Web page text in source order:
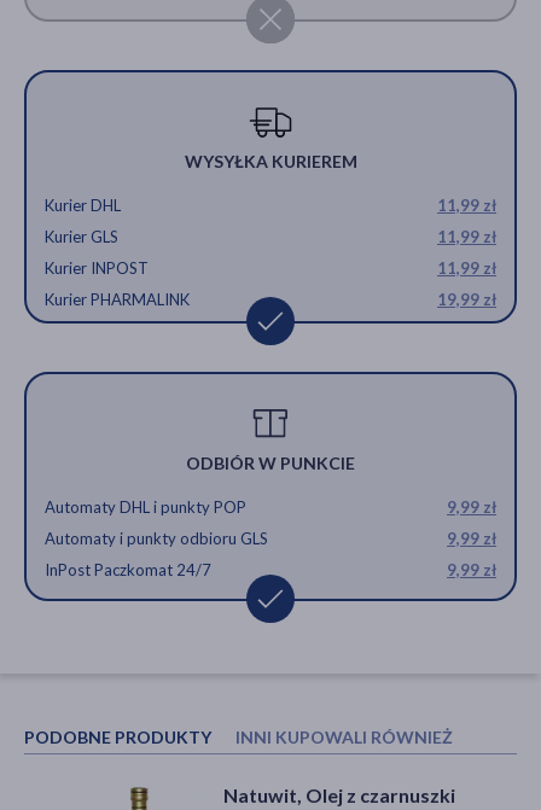
WYSYŁKA KURIEREM
Kurier DHL
11,99 zł
Kurier GLS
11,99 zł
Kurier INPOST
11,99 zł
Kurier PHARMALINK
19,99 zł
ODBIÓR W PUNKCIE
Automaty DHL i punkty POP
9,99 zł
Automaty i punkty odbioru GLS
9,99 zł
InPost Paczkomat 24/7
9,99 zł
PODOBNE PRODUKTY INNI KUPOWALI RÓWNIEŻ
Natuwit, Olej z czarnuszki
Bakalland, Party Snack Chilli, 170